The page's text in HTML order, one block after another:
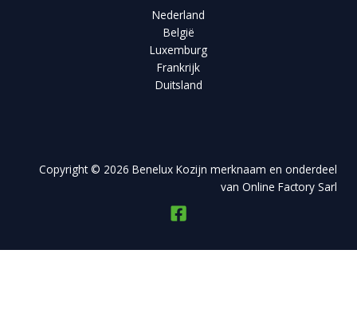
Nederland
België
Luxemburg
Frankrijk
Duitsland
Copyright © 2026 Benelux Kozijn merknaam en onderdeel
van Online Factory Sarl